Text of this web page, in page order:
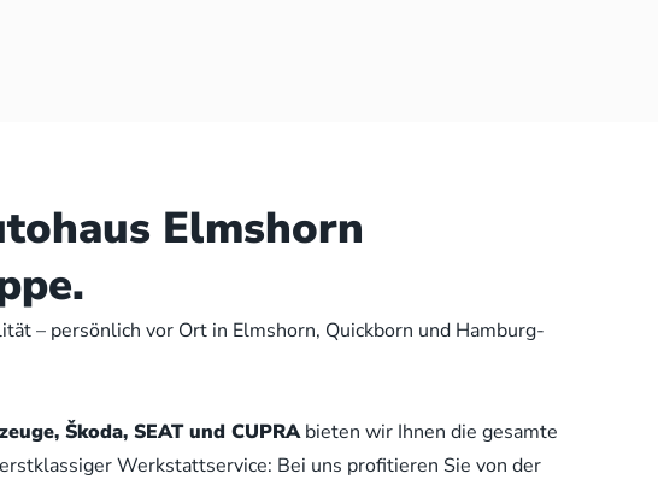
Elmshorn
– persönlich vor Ort in Elmshorn, Quickborn und Hamburg-
Škoda, SEAT und CUPRAbieten wir Ihnen die gesamte
Werkstattservice: Bei uns profitieren Sie von der